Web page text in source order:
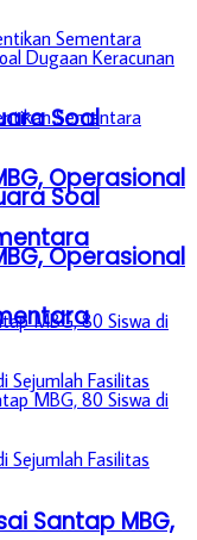
Soal
Operasional
Santap MBG,
Soal
Operasional